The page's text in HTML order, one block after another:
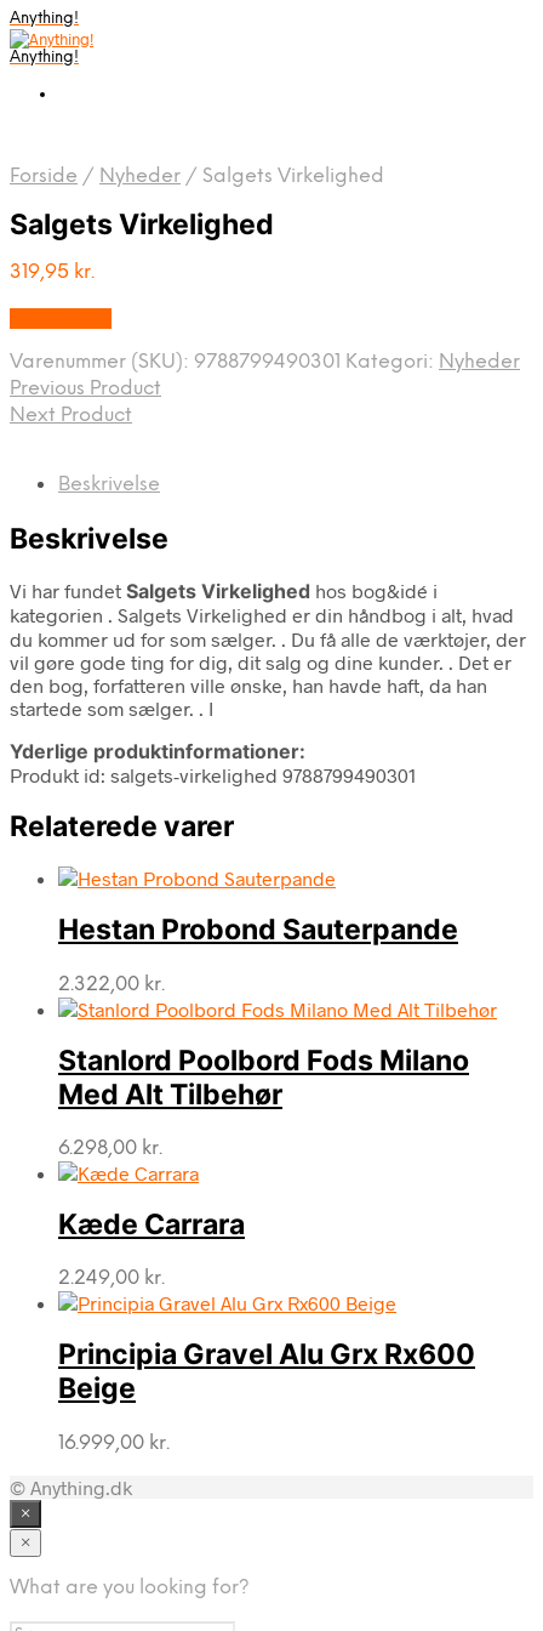
Anything!
Anything!
Forside / Nyheder / Salgets Virkelighed
Salgets Virkelighed
319,95 kr.
Varenummer (SKU): 9788799490301 Kategori: Nyheder
Previous Product
Next Product
Beskrivelse
Beskrivelse
Vi har fundet Salgets Virkelighed hos bog&idé i
kategorien . Salgets Virkelighed er din håndbog i alt, hvad
du kommer ud for som sælger. . Du få alle de værktøjer, der
vil gøre gode ting for dig, dit salg og dine kunder. . Det er
den bog, forfatteren ville ønske, han havde haft, da han
startede som sælger. . I
Yderlige produktinformationer:
Produkt id: salgets-virkelighed 9788799490301
Relaterede varer
Hestan Probond Sauterpande
2.322,00 kr.
Stanlord Poolbord Fods Milano
Med Alt Tilbehør
6.298,00 kr.
Kæde Carrara
2.249,00 kr.
Principia Gravel Alu Grx Rx600
Beige
16.999,00 kr.
© Anything.dk
×
×
What are you looking for?